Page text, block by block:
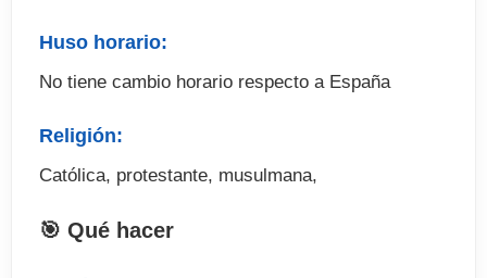
Huso horario:
No tiene cambio horario respecto a España
Religión:
Católica, protestante, musulmana,
🎯 Qué hacer